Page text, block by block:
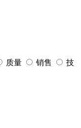
质量 销售
技